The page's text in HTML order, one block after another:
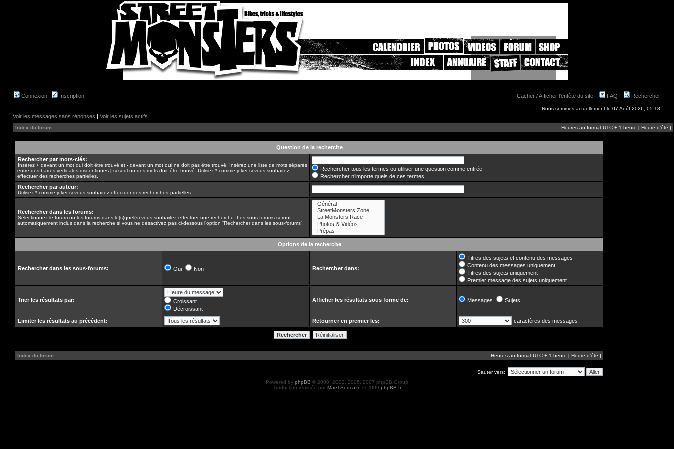
Connexion Inscription Cacher / Afficher l'entête du site FAQ Rechercher
Nous sommes actuellement le 07 Août 2026, 05:18
Voir les messages sans réponses | Voir les sujets actifs
Index du forum Heures au format UTC + 1 heure [ Heure d’été ]
Question de la recherche
Rechercher par mots-clés:
Insérez + devant un mot qui doit être trouvé et - devant un mot qui ne doit pas être trouvé. Insérez une liste de mots séparés
entre des barres verticales discontinues | si seul un des mots doit être trouvé. Utilisez * comme joker si vous souhaitez
effectuer des recherches partielles.
Rechercher tous les termes ou utiliser une question comme entrée
Rechercher n’importe quels de ces termes
Rechercher par auteur:
Utilisez * comme joker si vous souhaitez effectuer des recherches partielles.
Rechercher dans les forums:
Sélectionnez le forum ou les forums dans le(s)quel(s) vous souhaitez effectuer une recherche. Les sous-forums seront
automatiquement inclus dans la recherche si vous ne désactivez pas ci-dessous l’option “Rechercher dans les sous-forums”.
Options de la recherche
Rechercher dans les sous-forums: Oui Non Rechercher dans:
Titres des sujets et contenu des messages
Contenu des messages uniquement
Titres des sujets uniquement
Premier message des sujets uniquement
Trier les résultats par:
Croissant
Décroissant
Afficher les résultats sous forme de: Messages Sujets
Limiter les résultats au précédent: Retourner en premier les: caractères des messages
Index du forum Heures au format UTC + 1 heure [ Heure d’été ]
Sauter vers:
Powered by phpBB © 2000, 2002, 2005, 2007 phpBB Group
Traduction réalisée par Maël Soucaze © 2009 phpBB.fr